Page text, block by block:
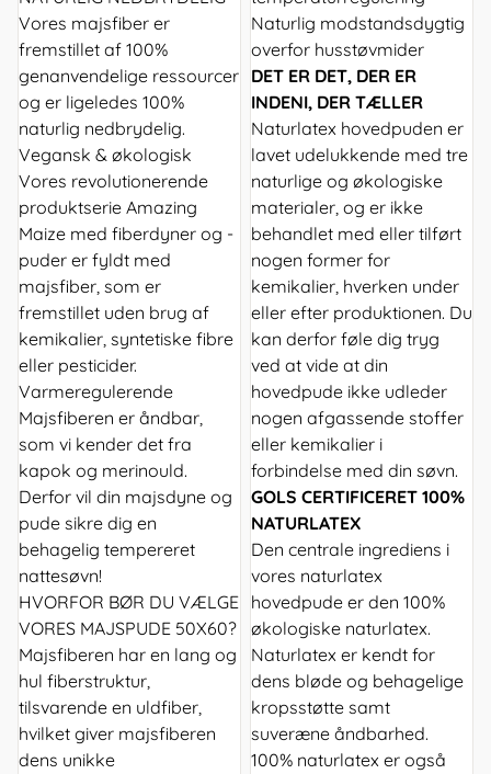
Vores majsfiber er
fremstillet af 100%
genanvendelige ressourcer
og er ligeledes 100%
naturlig nedbrydelig.
Vegansk & økologisk
Vores revolutionerende
produktserie Amazing
Maize med fiberdyner og -
puder er fyldt med
majsfiber, som er
fremstillet uden brug af
kemikalier, syntetiske fibre
eller pesticider.
Varmeregulerende
Majsfiberen er åndbar,
som vi kender det fra
kapok og merinould.
Derfor vil din majsdyne og
pude sikre dig en
behagelig tempereret
nattesøvn!
HVORFOR BØR DU VÆLGE
VORES MAJSPUDE 50X60?
Majsfiberen har en lang og
hul fiberstruktur,
tilsvarende en uldfiber,
hvilket giver majsfiberen
dens unikke
Naturlig modstandsdygtig
overfor husstøvmider
DET ER DET, DER ER
INDENI, DER TÆLLER
Naturlatex hovedpuden er
lavet udelukkende med tre
naturlige og økologiske
materialer, og er ikke
behandlet med eller tilført
nogen former for
kemikalier, hverken under
eller efter produktionen. Du
kan derfor føle dig tryg
ved at vide at din
hovedpude ikke udleder
nogen afgassende stoffer
eller kemikalier i
forbindelse med din søvn.
GOLS CERTIFICERET 100%
NATURLATEX
Den centrale ingrediens i
vores naturlatex
hovedpude er den 100%
økologiske naturlatex.
Naturlatex er kendt for
dens bløde og behagelige
kropsstøtte samt
suveræne åndbarhed.
100% naturlatex er også